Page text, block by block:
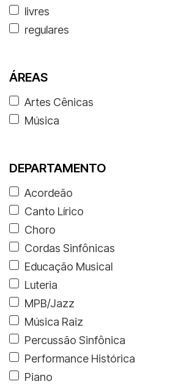
livres
regulares
ÁREAS
Artes Cênicas
Música
DEPARTAMENTO
Acordeão
Canto Lírico
Choro
Cordas Sinfônicas
Educação Musical
Luteria
MPB/Jazz
Música Raiz
Percussão Sinfônica
Performance Histórica
Piano